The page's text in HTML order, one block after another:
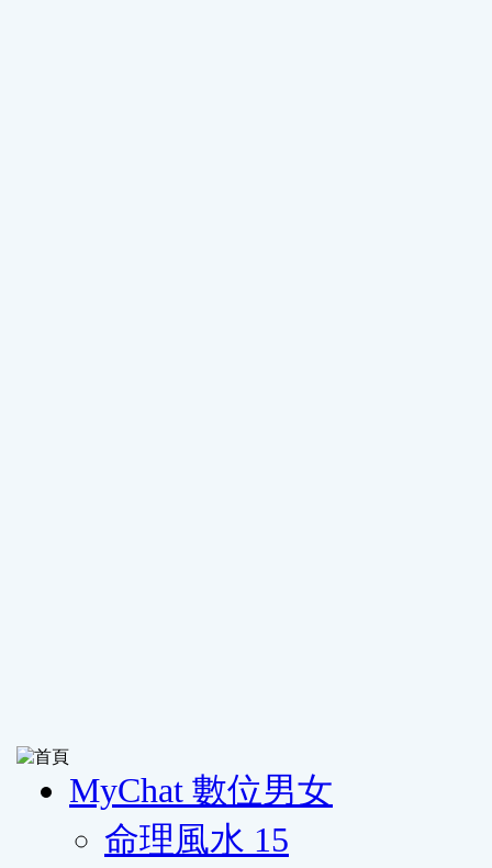
MyChat 數位男女
命理風水 15